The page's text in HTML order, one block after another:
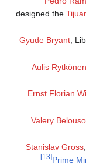
designed the
Gyude Bryant,
Aulis Rytkönen
Ernst Florian
Valery
Stanislav Gross
Prime
[13]